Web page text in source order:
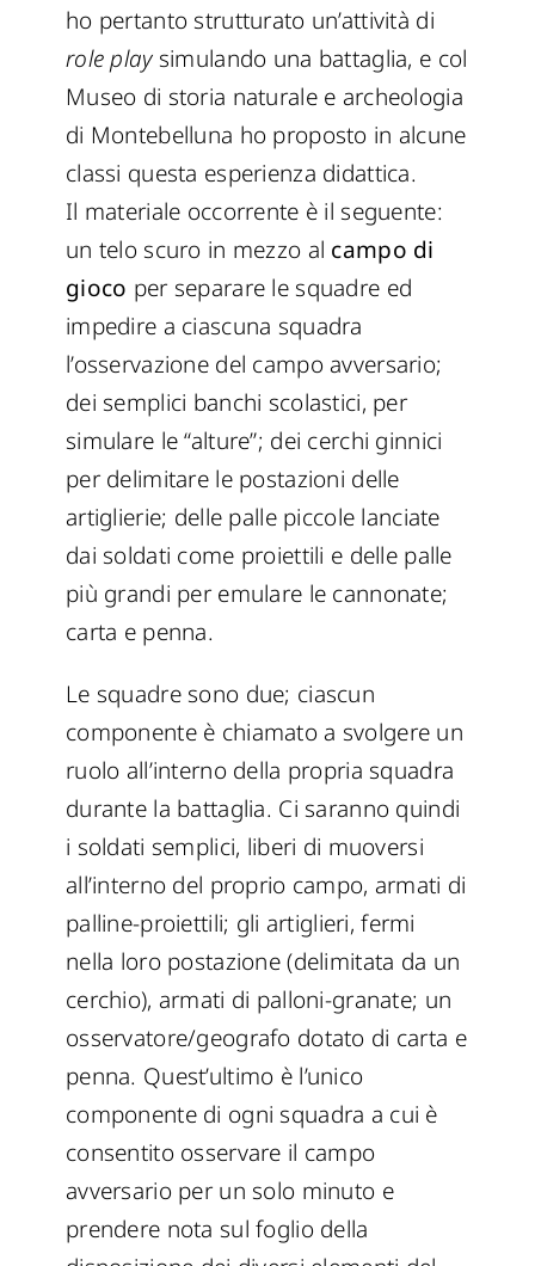
ho pertanto strutturato un’attività di
role playsimulando una battaglia, e col
Museo di storia naturale e archeologia
di Montebelluna ho proposto in alcune
classi questa esperienza didattica.
Il materiale occorrente è il seguente:
un telo scuro in mezzo al campo di
gioco per separare le squadre ed
impedire a ciascuna squadra
l’osservazione del campo avversario;
dei semplici banchi scolastici, per
simulare le “alture”; dei cerchi ginnici
per delimitare le postazioni delle
artiglierie; delle palle piccole lanciate
dai soldati come proiettili e delle palle
più grandi per emulare le cannonate;
carta e penna.
Le squadre sono due; ciascun
componente è chiamato a svolgere un
ruolo all’interno della propria squadra
durante la battaglia. Ci saranno quindi
i soldati semplici, liberi di muoversi
all’interno del proprio campo, armati di
palline-proiettili; gli artiglieri, fermi
nella loro postazione (delimitata da un
cerchio), armati di palloni-granate; un
osservatore/geografo dotato di carta e
penna. Quest’ultimo è l’unico
componente di ogni squadra a cui è
consentito osservare il campo
avversario per un solo minuto e
prendere nota sul foglio della